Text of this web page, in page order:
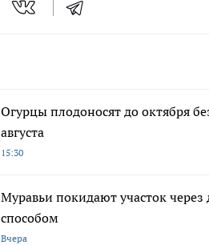
Огурцы плодоносят до октября
августа
15:30
Муравьи покидают участок
способом
Вчера